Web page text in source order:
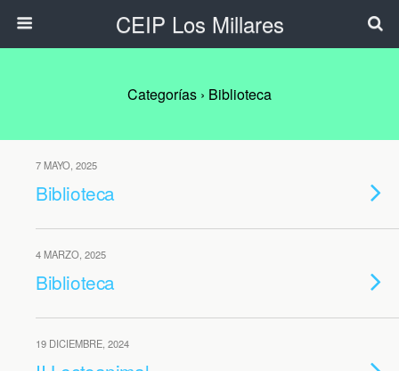
CEIP Los Millares
Categorías › Biblioteca
7 MAYO, 2025
Biblioteca
4 MARZO, 2025
Biblioteca
19 DICIEMBRE, 2024